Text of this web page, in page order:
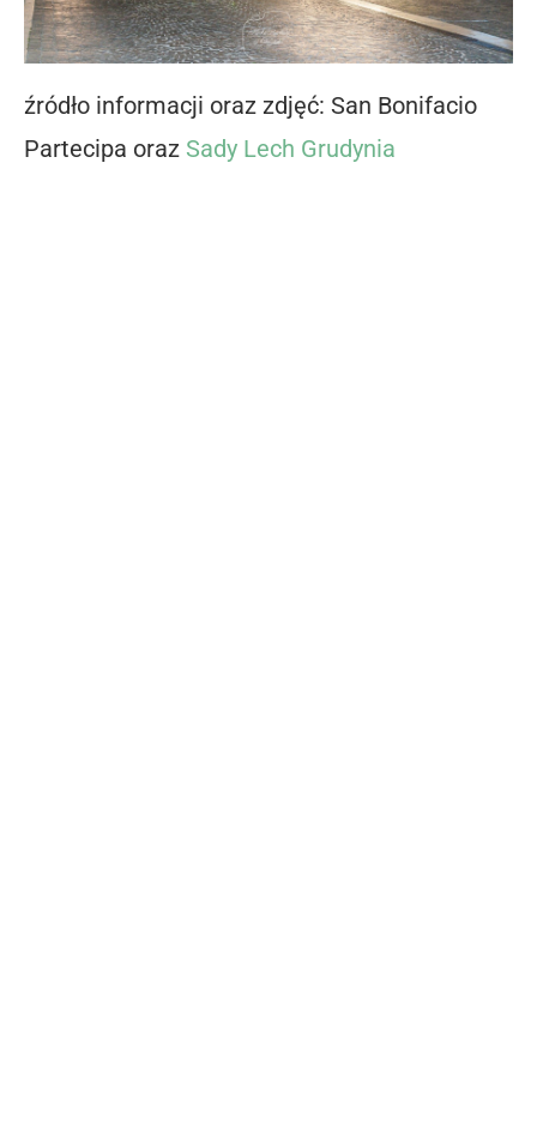
źródło informacji oraz zdjęć: San Bonifacio
Partecipa oraz Sady Lech Grudynia